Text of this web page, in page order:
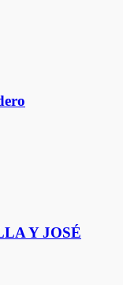
Y JOSÉ